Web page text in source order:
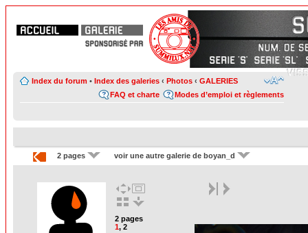
Index du forum • Index des galeries ‹ Photos ‹ GALERIES
Modes d’emploi et règlements
FAQ et charte
2 pages voir une autre galerie de boyan_d
2 pages
1, 2